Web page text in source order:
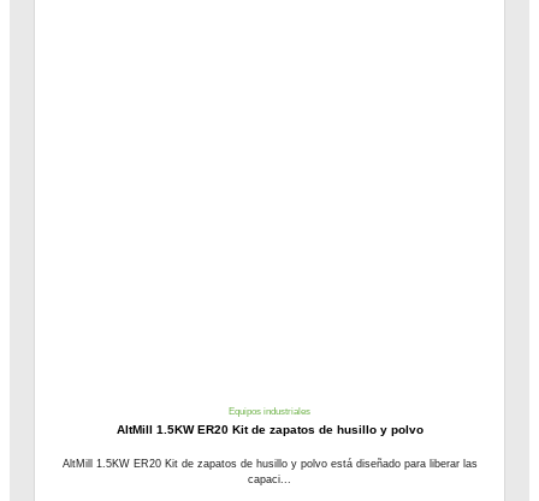
Equipos industriales
AltMill 1.5KW ER20 Kit de zapatos de husillo y polvo
AltMill 1.5KW ER20 Kit de zapatos de husillo y polvo está diseñado para liberar las
capaci...